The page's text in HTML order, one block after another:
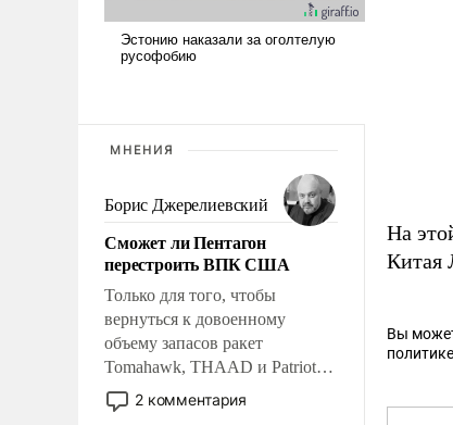
МНЕНИЯ
Борис Джерелиевский
Сможет ли Пентагон
перестроить ВПК США
Только для того, чтобы
вернуться к довоенному
объему запасов ракет
Tomahawk, THAAD и Patriot
США потребуется более трех
лет. Даже небольшая война с
2 комментария
На
Китая
Вы